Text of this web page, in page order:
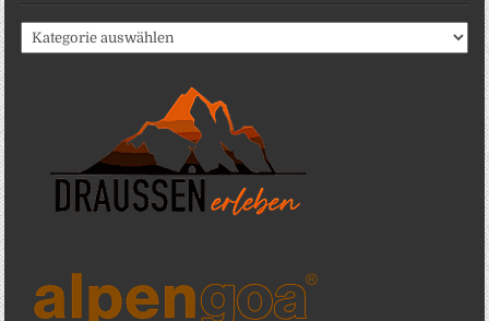
Katergorien